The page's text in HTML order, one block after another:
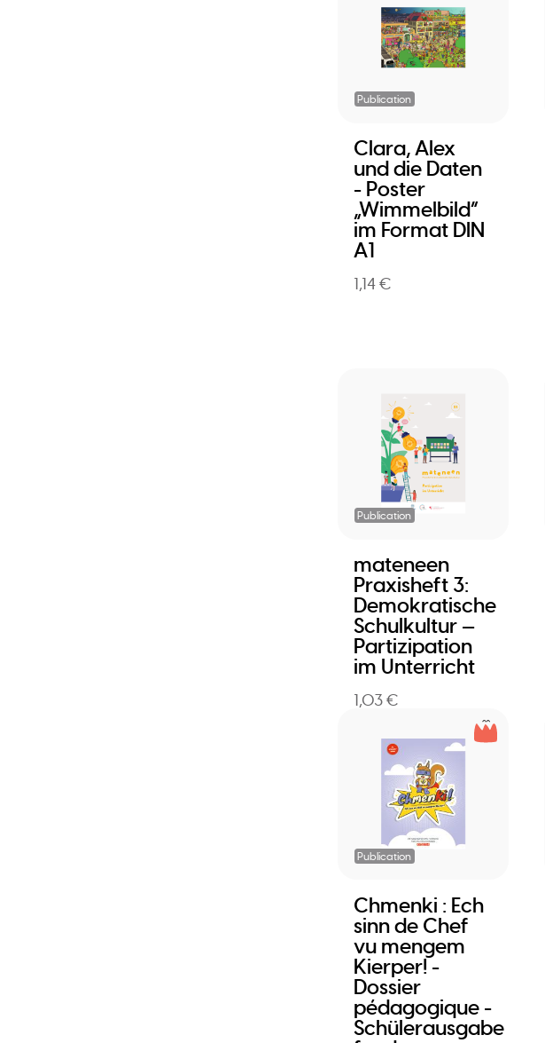
Publication
Clara, Alex
und die Daten
- Poster
„Wimmelbild”
im Format DIN
A1
1,14 €
Publication
mateneen
Praxisheft 3:
Demokratische
Schulkultur —
Partizipation
im Unterricht
1,03 €
Publication
Chmenki : Ech
sinn de Chef
vu mengem
Kierper! -
Dossier
pédagogique -
Schülerausgabe